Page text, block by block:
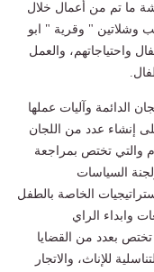
ما تم من أعمال خلال
وشلاتين " وقرية " ابو
واحتياجاتهم، والعمل
الدائمة وآليات عملها
على إنشاء عدد من اللجان
والتي تختص بمراجعة
السياسات
الخاصة بالطفل
وابداء الراي
بعدد من القضايا
للإناث، والاتجار